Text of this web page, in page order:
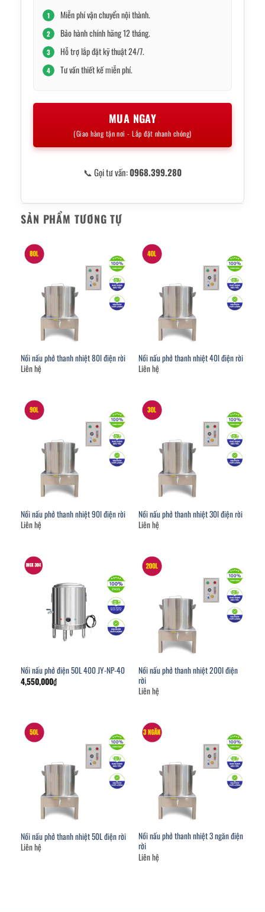
1 Miễn phí vận chuyển nội thành.
2 Bảo hành chính hãng 12 tháng.
3 Hỗ trợ lắp đặt kỹ thuật 24/7.
4 Tư vấn thiết kế miễn phí.
MUA NGAY
(Giao hàng tận nơi - Lắp đặt nhanh chóng)
📞 Gọi tư vấn:0968.399.280
SẢN PHẨM TƯƠNG TỰ
Nồi nấu phở thanh nhiệt 80l điện rời
Liên hệ
Nồi nấu phở thanh nhiệt 40l điện rời
Liên hệ
Nồi nấu phở thanh nhiệt 90l điện rời
Liên hệ
Nồi nấu phở thanh nhiệt 30l điện rời
Liên hệ
Nồi nấu phở điện 50L 400 JY-NP-40
4,550,000₫
Nồi nấu phở thanh nhiệt 200l điện
rời
Liên hệ
Nồi nấu phở thanh nhiệt 50L điện rời
Liên hệ
Nồi nấu phở thanh nhiệt 3 ngăn điện
rời
Liên hệ